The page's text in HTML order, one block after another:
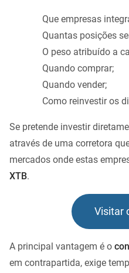
Que empresas
Quantas posições
O peso atribuído a
Quando comprar;
Quando vender;
Como reinvestir os
Se pretende investir
através de uma corretora
mercados onde estas
XTB.
Visitar
A principal vantagem é o
em contrapartida, exige